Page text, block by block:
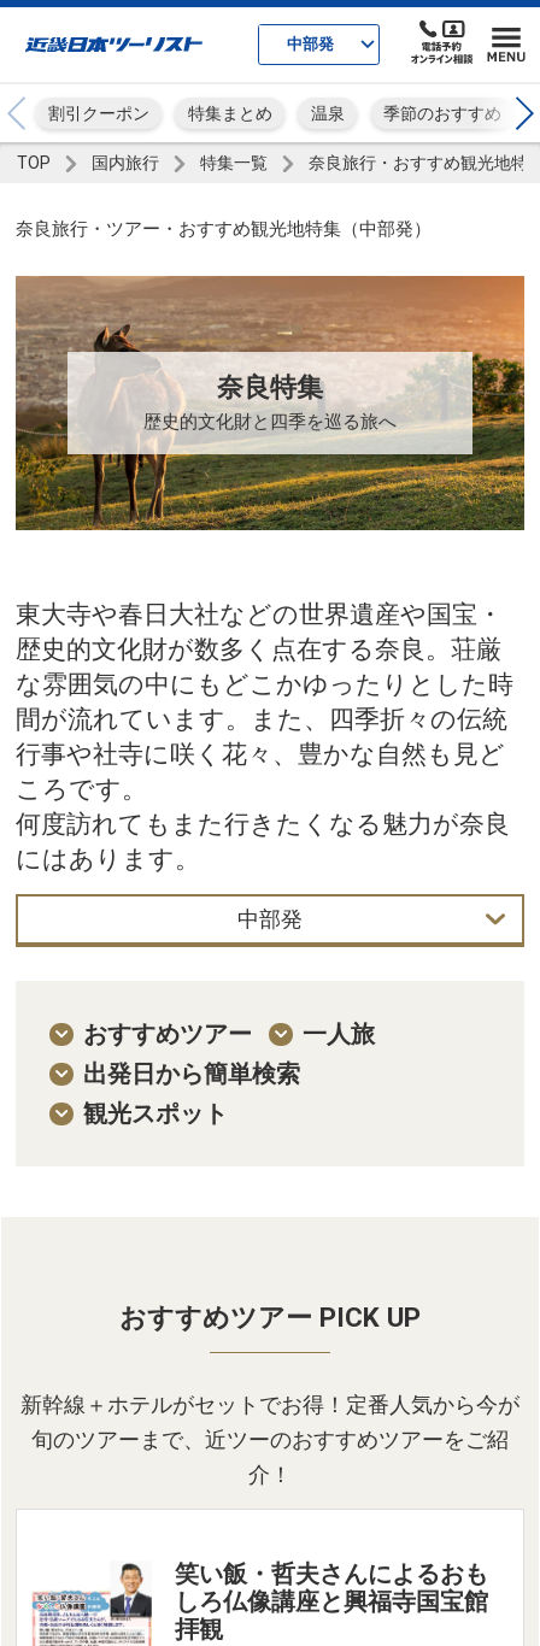
中部発
割引クーポン 特集まとめ 温泉 季節のおすすめ
TOP 国内旅行 特集一覧 奈良旅行・おすすめ観光地特
奈良旅行・ツアー・おすすめ観光地特集（中部発）
奈良特集
歴史的文化財と四季を巡る旅へ
東大寺や春日大社などの世界遺産や国宝・
歴史的文化財が数多く点在する奈良。荘厳
な雰囲気の中にもどこかゆったりとした時
間が流れています。また、四季折々の伝統
行事や社寺に咲く花々、豊かな自然も見ど
ころです。
何度訪れてもまた行きたくなる魅力が奈良
にはあります。
中部発
中部発
関西発
おすすめツアー
一人旅
出発日から簡単検索
観光スポット
おすすめツアー PICK UP
新幹線＋ホテルがセットでお得！定番人気から今が
旬のツアーまで、近ツーのおすすめツアーをご紹
介！
笑い飯・哲夫さんによるおも
しろ仏像講座と興福寺国宝館
拝観